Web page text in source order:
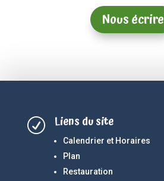
Nous écrire
R Liens du site
Calendrier et Horaires
Plan
Restauration